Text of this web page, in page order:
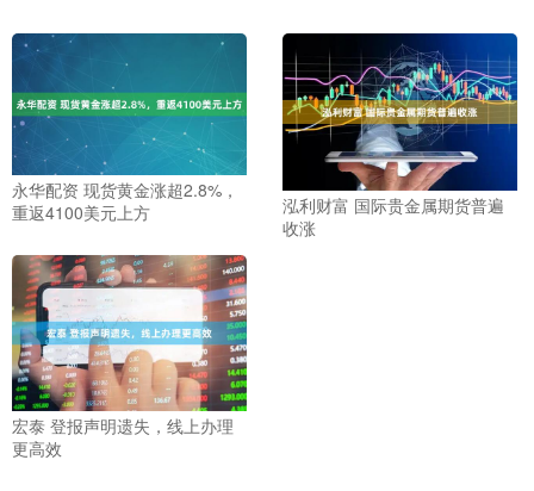
永华配资 现货黄金涨超2.8%，
重返4100美元上方
泓利财富 国际贵金属期货普遍
收涨
宏泰 登报声明遗失，线上办理
更高效